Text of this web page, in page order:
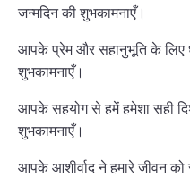
जन्मदिन की शुभकामनाएँ।
आपके प्रेम और सहानुभूति के लिए
शुभकामनाएँ।
आपके सहयोग से हमें हमेशा सही
शुभकामनाएँ।
आपके आशीर्वाद ने हमारे जीवन को